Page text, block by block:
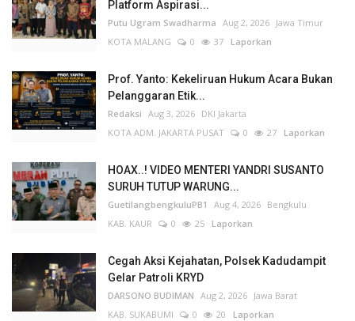
Platform Aspirasi...
Putu Ugram Swadharma Aug 2, 2026 Jawa Timur
KOTA MALANG
0 37 Laporkan
Prof. Yanto: Kekeliruan Hukum Acara Bukan
Pelanggaran Etik...
Redaksi Aug 3, 2026 DKI Jakarta
KOTA ADM. JAKARTA PUSAT
0 27 Laporkan
HOAX..! VIDEO MENTERI YANDRI SUSANTO
SURUH TUTUP WARUNG...
GuetilangbengkuluPB1 Aug 4, 2026 Bengkulu
KAB. KAUR
0 25 Laporkan
Cegah Aksi Kejahatan, Polsek Kadudampit
Gelar Patroli KRYD
DARSONO BUDIMAN Aug 2, 2026 Jawa Barat
KAB. SUKABUMI
0 20 Laporkan